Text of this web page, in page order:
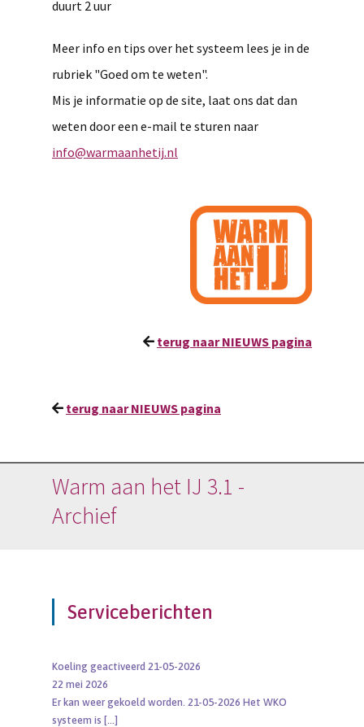
duurt 2 uur
Meer info en tips over het systeem lees je in de
rubriek "Goed om te weten".
Mis je informatie op de site, laat ons dat dan
weten door een e-mail te sturen naar
info@warmaanhetij.nl
terug naar NIEUWS pagina
terug naar NIEUWS pagina
Warm aan het IJ 3.1 -
Archief
Serviceberichten
Koeling geactiveerd 21-05-2026
22 mei 2026
Er kan weer gekoeld worden. 21-05-2026 Het WKO
systeem is […]